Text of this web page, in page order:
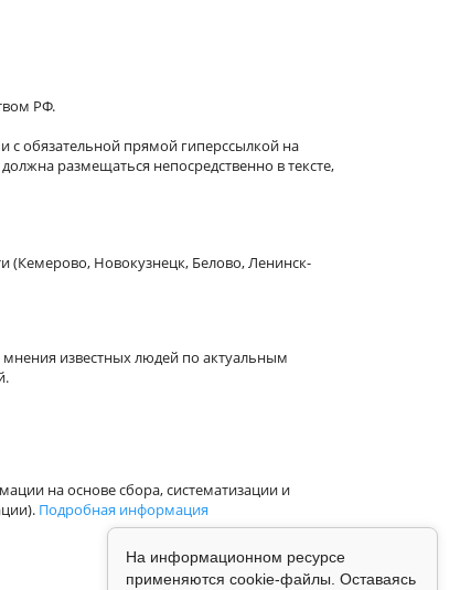
РФ.
с обязательной прямой гиперссылкой на
размещаться непосредственно в тексте,
(Кемерово, Новокузнецк, Белово, Ленинск-
известных людей по актуальным
на основе сбора, систематизации и
Подробная информация
На информационном ресурсе
применяются cookie-файлы. Оставаясь